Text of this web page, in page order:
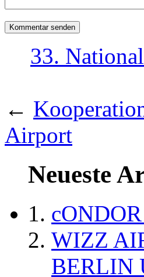
33.
←
Airport
Neueste
WIZZ
BERLIN